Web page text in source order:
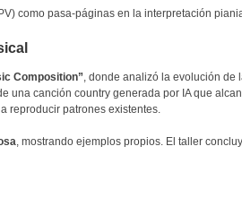
como pasa-páginas en la interpretación
Composition”, donde analizó la evolución de
una canción country generada por IA que
reproducir patrones existentes.
, mostrando ejemplos propios. El taller